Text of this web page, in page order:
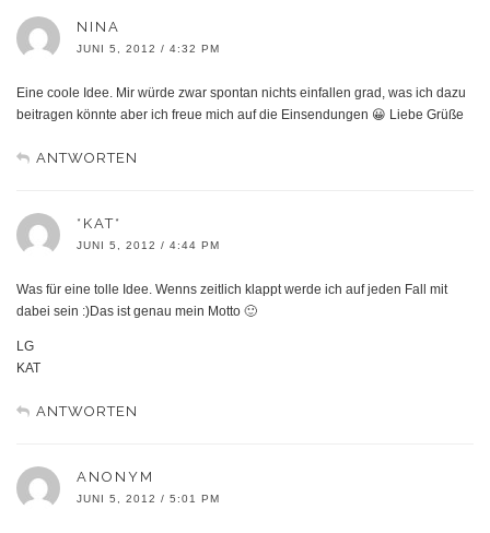
NINA
JUNI 5, 2012 / 4:32 PM
Eine coole Idee. Mir würde zwar spontan nichts einfallen grad, was ich dazu
beitragen könnte aber ich freue mich auf die Einsendungen 😀 Liebe Grüße
ANTWORTEN
*KAT*
JUNI 5, 2012 / 4:44 PM
Was für eine tolle Idee. Wenns zeitlich klappt werde ich auf jeden Fall mit
dabei sein :)Das ist genau mein Motto 🙂
LG
KAT
ANTWORTEN
ANONYM
JUNI 5, 2012 / 5:01 PM